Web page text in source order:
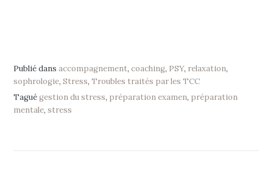
Publié dansaccompagnement,coaching, PSY, relaxation,
sophrologie,Stress,Troubles traités par les TCC
Taguégestion du stress, préparation examen, préparation
mentale,stress